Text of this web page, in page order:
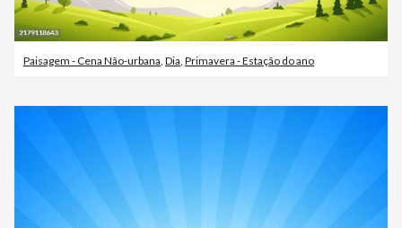
Paisagem - Cena Não-urbana Dia Primavera - Estação do ano